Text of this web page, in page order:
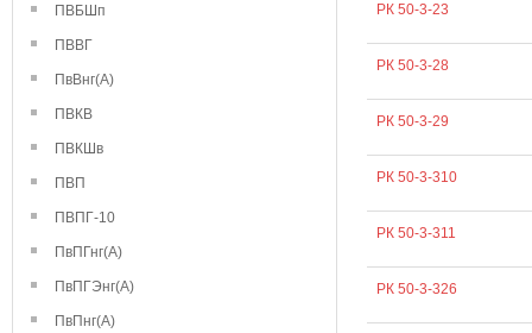
ПВБШп
ПВВГ
ПвВнг(А)
ПВКВ
ПВКШв
ПВП
ПВПГ-10
ПвПГнг(А)
ПвПГЭнг(А)
ПвПнг(А)
РК 50-3-23
РК 50-3-28
РК 50-3-29
РК 50-3-310
РК 50-3-311
РК 50-3-326